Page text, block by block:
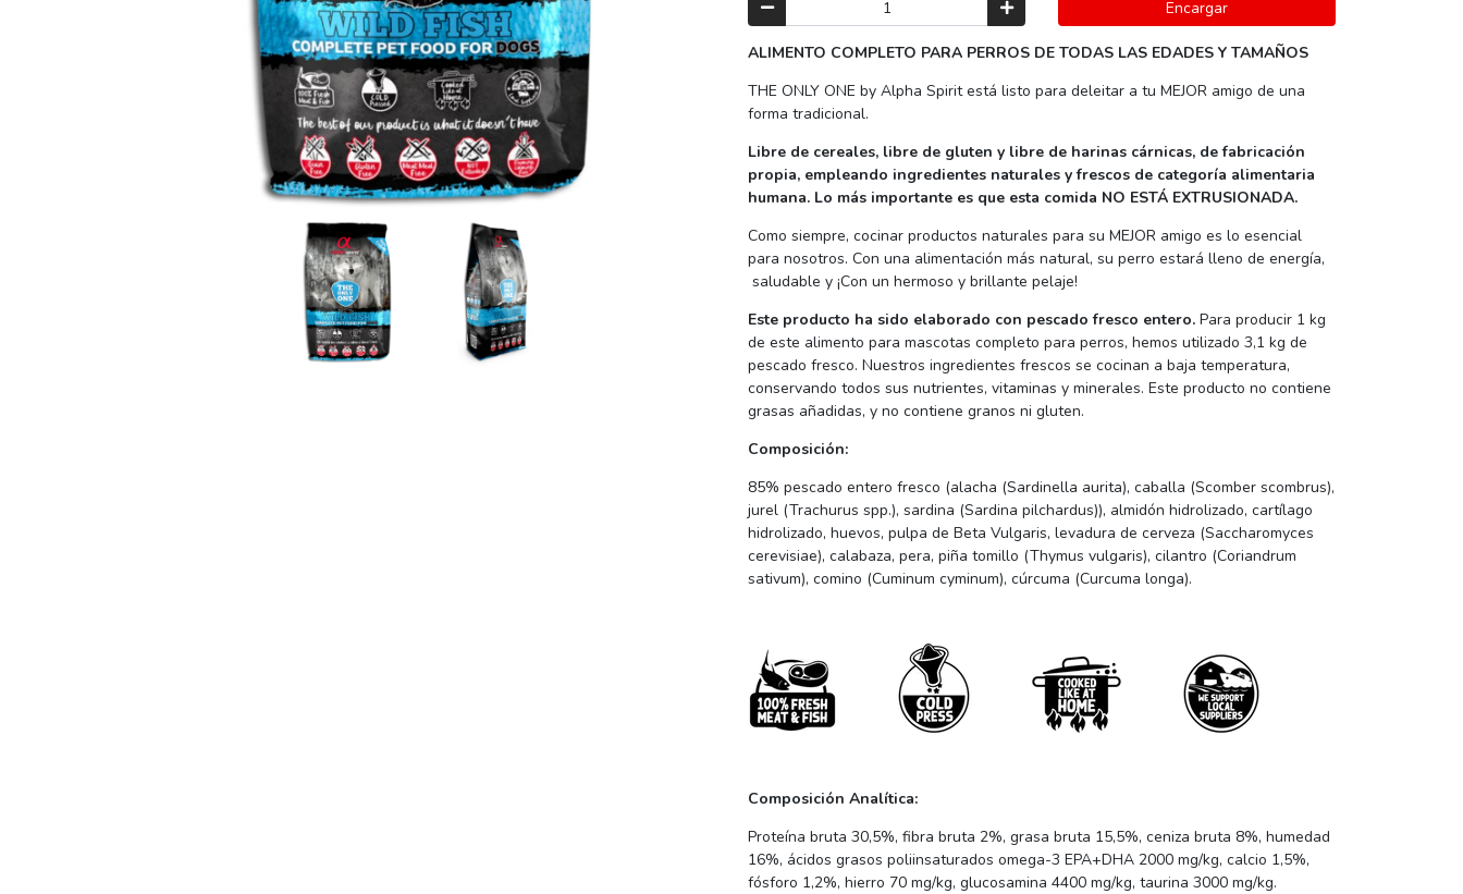
Encargar
ALIMENTO COMPLETO PARA PERROS DE TODAS LAS EDADES Y TAMAÑOS
THE ONLY ONE by Alpha Spirit está listo para deleitar a tu MEJOR amigo de una
forma tradicional.
Libre de cereales, libre de gluten y libre de harinas cárnicas, de fabricación
propia, empleando ingredientes naturales y frescos de categoría alimentaria
humana. Lo más importante es que esta comida NO ESTÁ EXTRUSIONADA.
Como siempre, cocinar productos naturales para su MEJOR amigo es lo esencial
para nosotros. Con una alimentación más natural, su perro estará lleno de energía,
saludable y ¡Con un hermoso y brillante pelaje!
Este producto ha sido elaborado con pescado fresco entero. Para producir 1 kg
de este alimento para mascotas completo para perros, hemos utilizado 3,1 kg de
pescado fresco. Nuestros ingredientes frescos se cocinan a baja temperatura,
conservando todos sus nutrientes, vitaminas y minerales. Este producto no contiene
grasas añadidas, y no contiene granos ni gluten.
Composición:
85% pescado entero fresco (alacha (Sardinella aurita), caballa (Scomber scombrus),
jurel (Trachurus spp.), sardina (Sardina pilchardus)), almidón hidrolizado, cartílago
hidrolizado, huevos, pulpa de Beta Vulgaris, levadura de cerveza (Saccharomyces
cerevisiae), calabaza, pera, piña tomillo (Thymus vulgaris), cilantro (Coriandrum
sativum), comino (Cuminum cyminum), cúrcuma (Curcuma longa).
Composición Analítica:
Proteína bruta 30,5%, fibra bruta 2%, grasa bruta 15,5%, ceniza bruta 8%, humedad
16%, ácidos grasos poliinsaturados omega-3 EPA+DHA 2000 mg/kg, calcio 1,5%,
fósforo 1,2%, hierro 70 mg/kg, glucosamina 4400 mg/kg, taurina 3000 mg/kg.